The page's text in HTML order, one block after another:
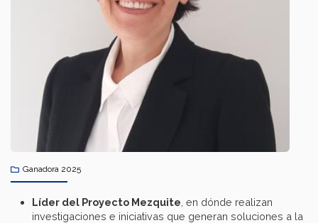
Ganadora 2025
Líder del Proyecto Mezquite , en dónde realizan
investigaciones e iniciativas que generan soluciones a la